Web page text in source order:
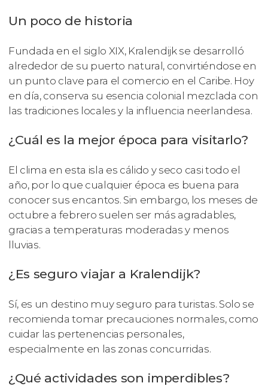
Un poco de historia
Fundada en el siglo XIX, Kralendijk se desarrolló
alrededor de su puerto natural, convirtiéndose en
un punto clave para el comercio en el Caribe. Hoy
en día, conserva su esencia colonial mezclada con
las tradiciones locales y la influencia neerlandesa.
¿Cuál es la mejor época para visitarlo?
El clima en esta isla es cálido y seco casi todo el
año, por lo que cualquier época es buena para
conocer sus encantos. Sin embargo, los meses de
octubre a febrero suelen ser más agradables,
gracias a temperaturas moderadas y menos
lluvias.
¿Es seguro viajar a Kralendijk?
Sí, es un destino muy seguro para turistas. Solo se
recomienda tomar precauciones normales, como
cuidar las pertenencias personales,
especialmente en las zonas concurridas.
¿Qué actividades son imperdibles?